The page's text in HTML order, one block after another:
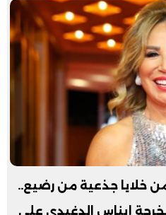
خلايا جذعية من رضيع..
إيناس الدغيدي على